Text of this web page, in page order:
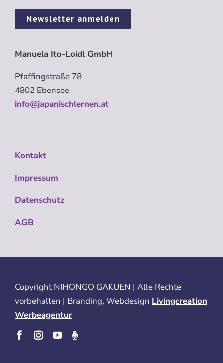
Newsletter anmelden
Manuela Ito-Loidl GmbH
Pfaffingstraße 78
4802 Ebensee
info@japanischlernen.at
Kontakt
Impressum
Datenschutz
AGB
Copyright NIHONGO GAKUEN | Alle Rechte
vorbehalten | Branding, Webdesign Livingcreation
Werbeagentur